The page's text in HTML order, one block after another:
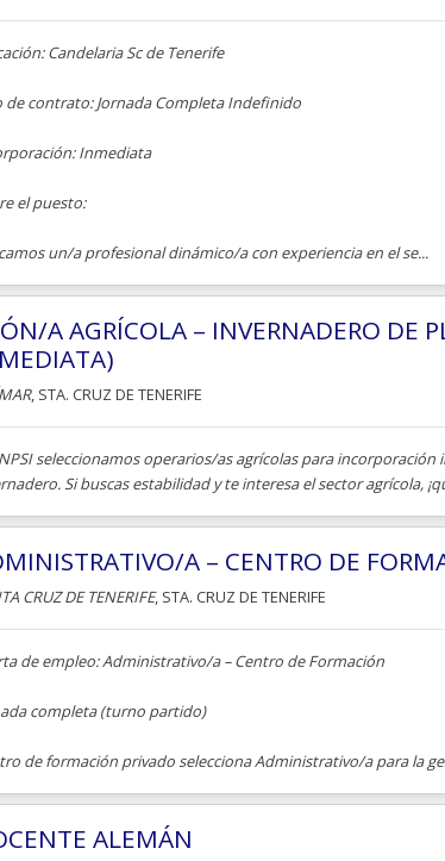
Candelaria Sc de Tenerife
de contrato: Jornada Completa Indefinido
Inmediata
el puesto:
un/a profesional dinámico/a con experiencia en el se...
A AGRÍCOLA – INVERNADERO DE
, STA. CRUZ DE TENERIFE
seleccionamos operarios/as agrícolas para
Si buscas estabilidad y te interesa el sector agrícola,
A – CENTRO DE
CRUZ DE TENERIFE, STA. CRUZ DE TENERIFE
de empleo: Administrativo/a – Centro de Formación
completa (turno partido)
de formación privado selecciona Administrativo/a para la
ALEMÁN